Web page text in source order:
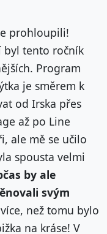
prohloupili!
byl tento ročník
Program
je směrem k
od Irska přes
až po Line
ale mě se učilo
spousta velmi
by ale
svým
než tomu bylo
na kráse! V